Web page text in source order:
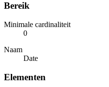
Bereik
Minimale cardinaliteit
0
Naam
Date
Elementen